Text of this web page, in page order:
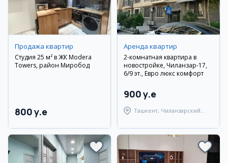
Продажа квартир
Студия 25 м² в ЖК Modera
Towers, район Миробод
800 y.e
Аренда квартир
2-комнатная квартира в
новостройке, Чиланзар-17,
6/9 эт., Евро люкс комфорт
900 y.e
Ташкент, Чиланзарский